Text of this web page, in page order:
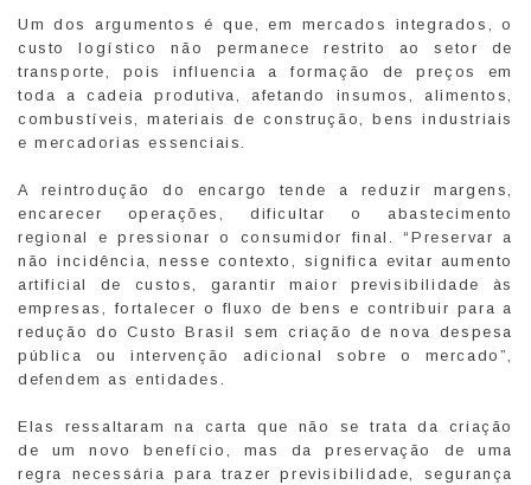
Um dos argumentos é que, em mercados integrados, o
custo logístico não permanece restrito ao setor de
transporte, pois influencia a formação de preços em
toda a cadeia produtiva, afetando insumos, alimentos,
combustíveis, materiais de construção, bens industriais
e mercadorias essenciais.
A reintrodução do encargo tende a reduzir margens,
encarecer operações, dificultar o abastecimento
regional e pressionar o consumidor final. “Preservar a
não incidência, nesse contexto, significa evitar aumento
artificial de custos, garantir maior previsibilidade às
empresas, fortalecer o fluxo de bens e contribuir para a
redução do Custo Brasil sem criação de nova despesa
pública ou intervenção adicional sobre o mercado”,
defendem as entidades.
Elas ressaltaram na carta que não se trata da criação
de um novo benefício, mas da preservação de uma
regra necessária para trazer previsibilidade, segurança